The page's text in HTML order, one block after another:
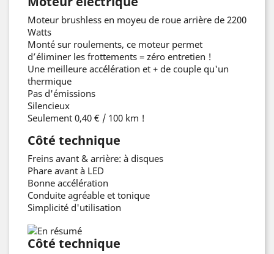
Moteur brushless en moyeu de roue arrière de 2200
Watts
Monté sur roulements, ce moteur permet
d’éliminer les frottements = zéro entretien !
Une meilleure accélération et + de couple qu'un
thermique
Pas d'émissions
Silencieux
Seulement 0,40 € / 100 km !
Côté technique
Freins avant & arrière: à disques
Phare avant à LED
Bonne accélération
Conduite agréable et tonique
Simplicité d'utilisation
Côté technique